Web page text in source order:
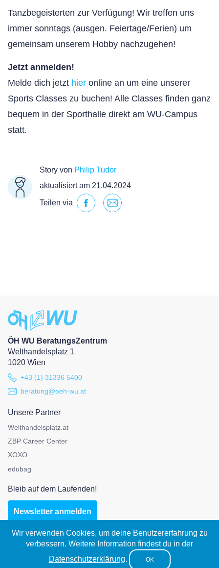
Tanzbegeisterten zur Verfügung! Wir treffen uns
immer sonntags (ausgen. Feiertage/Ferien) um
gemeinsam unserem Hobby nachzugehen!
Jetzt anmelden!
Melde dich jetzt hier online an um eine unserer
Sports Classes zu buchen! Alle Classes finden ganz
bequem in der Sporthalle direkt am WU-Campus
statt.
Story von Philip Tudor
aktualisiert am 21.04.2024
Teilen via
ÖH WU BeratungsZentrum
Welthandelsplatz 1
1020 Wien
+43 (1) 31336 5400
beratung@oeh-wu.at
Unsere Partner
Welthandelsplatz.at
ZBP Career Center
XOXO
edubag
Bleib auf dem Laufenden!
Newsletter anmelden
Datenschutz
Wir verwenden Cookies, um deine Benutzererfahrung zu
verbessern. Weitere Information findest du in der
Datenschutzerklärung. OK